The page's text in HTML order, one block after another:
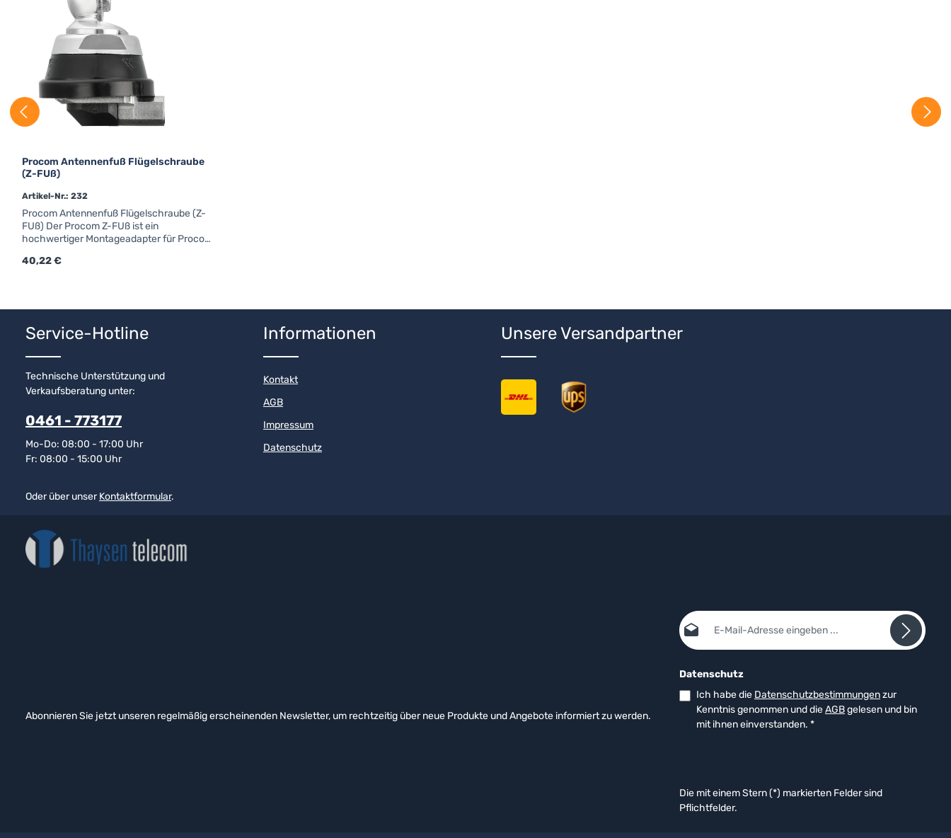
Procom Antennenfuß Flügelschraube
(Z-FUß)
Artikel-Nr.: 232
Procom Antennenfuß Flügelschraube (Z-
FUß) Der Procom Z-FUß ist ein
hochwertiger Montageadapter für Procom
DatenProcom Z-FUßGewinde für
Regulärer Preis:
40,22 €
Produkt Anzahl: Gib den gewünschten Wert ein oder benutze die Schaltflächen um die Anzahl zu erhöhen oder zu
Service-Hotline
Technische Unterstützung und
Verkaufsberatung unter:
0461 - 773177
Mo-Do: 08:00 - 17:00 Uhr
Fr: 08:00 - 15:00 Uhr
Oder über unserKontaktformular.
Informationen
Kontakt
AGB
Impressum
Datenschutz
Unsere Versandpartner
Abonnieren Sie jetzt unseren regelmäßig erscheinenden Newsletter, um rechtzeitig über neue Produkte und Angebote informiert zu werden.
E-Mail-Adresse*
Datenschutz
Ich habe die Datenschutzbestimmungenzur
Kenntnis genommen und dieAGBgelesen und bin
mit ihnen einverstanden. *
Die mit einem Stern (*) markierten Felder sind
Pflichtfelder.